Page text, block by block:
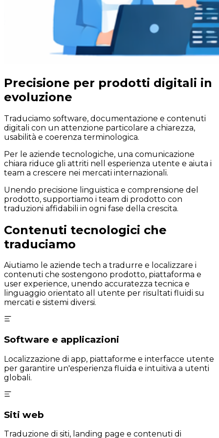
Precisione per prodotti digitali in
evoluzione
Traduciamo software, documentazione e contenuti
digitali con un attenzione particolare a chiarezza,
usabilità e coerenza terminologica.
Per le aziende tecnologiche, una comunicazione
chiara riduce gli attriti nell esperienza utente e aiuta i
team a crescere nei mercati internazionali.
Unendo precisione linguistica e comprensione del
prodotto, supportiamo i team di prodotto con
traduzioni affidabili in ogni fase della crescita.
Contenuti tecnologici che
traduciamo
Aiutiamo le aziende tech a tradurre e localizzare i
contenuti che sostengono prodotto, piattaforma e
user experience, unendo accuratezza tecnica e
linguaggio orientato all utente per risultati fluidi su
mercati e sistemi diversi.
Software e applicazioni
Localizzazione di app, piattaforme e interfacce utente
per garantire un'esperienza fluida e intuitiva a utenti
globali.
Siti web
Traduzione di siti, landing page e contenuti di